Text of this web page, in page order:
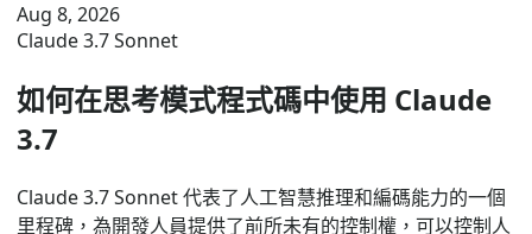
Aug 8, 2026
Claude 3.7 Sonnet
如何在思考模式程式碼中使用 Claude
3.7
Claude 3.7 Sonnet 代表了人工智慧推理和編碼能力的一個
里程碑，為開發人員提供了前所未有的控制權，可以控制人